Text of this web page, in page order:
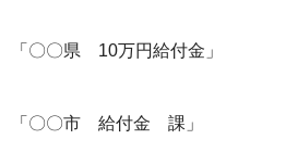
「〇〇県 10万円給付金」
「〇〇市 給付金 課」